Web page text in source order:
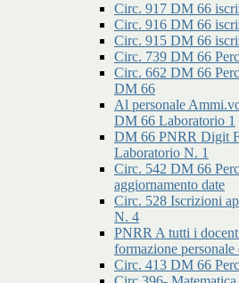
Circ. 917 DM 66
Circ. 916 DM 66
Circ. 915 DM 66
Circ. 739 DM 66
Circ. 662 DM 66
DM 66
Al personale
DM 66 Laboratorio 1
DM 66 PNRR Digit
Laboratorio N. 1
Circ. 542 DM 66
aggiornamento date
Circ. 528 Iscrizioni
N. 4
PNRR A tutti i
formazione personale
Circ. 413 DM 66